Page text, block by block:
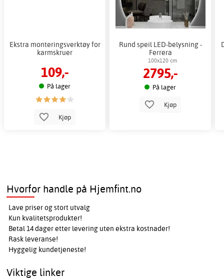
Ekstra monteringsverktøy for
karmskruer
109,-
På lager
Kjøp
Rund speil LED-belysning -
Ferrera
100x120 cm
2795,-
På lager
Kjøp
Hvorfor handle på Hjemfint.no
Lave priser og stort utvalg
Kun kvalitetsprodukter!
Betal 14 dager etter levering uten ekstra kostnader!
Rask leveranse!
Hyggelig kundetjeneste!
Viktige linker